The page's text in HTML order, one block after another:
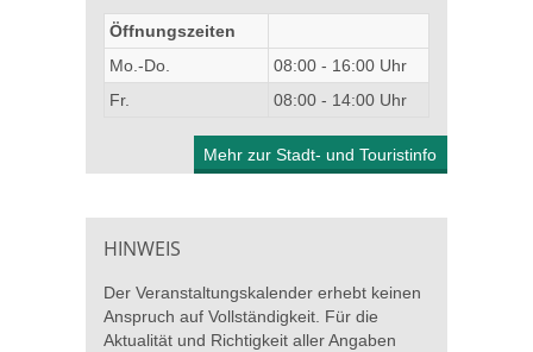
Öffnungszeiten
Mo.-Do.
08:00 - 16:00 Uhr
Fr.
08:00 - 14:00 Uhr
Mehr zur Stadt- und Touristinfo
HINWEIS
Der Veranstaltungskalender erhebt keinen
Anspruch auf Vollständigkeit. Für die
Aktualität und Richtigkeit aller Angaben